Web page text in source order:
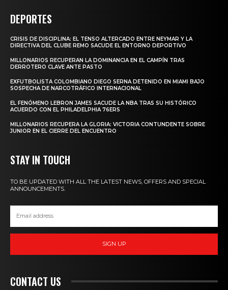
DEPORTES
CRISIS DE DISCIPLINA: EL TENSO ALTERCADO ENTRE NEYMAR Y LA
DIRECTIVA DEL CLUBE REMO SACUDE EL ENTORNO DEPORTIVO
MILLONARIOS RECUPERAN LA DOMINANCIA EN EL CAMPÍN TRAS
DERROTERO CLAVE ANTE PASTO
EXFUTBOLISTA COLOMBIANO DIEGO SERNA DETENIDO EN MIAMI BAJO
SOSPECHA DE NARCOTRÁFICO INTERNACIONAL
EL FENÓMENO LEBRON JAMES SACUDE LA NBA TRAS SU HISTÓRICO
ACUERDO CON EL PHILADELPHIA 76ERS
MILLONARIOS RECUPERA LA GLORIA: VICTORIA CONTUNDENTE SOBRE
JUNIOR EN EL CIERRE DEL ENCUENTRO
STAY IN TOUCH
TO BE UPDATED WITH ALL THE LATEST NEWS, OFFERS AND SPECIAL
ANNOUNCEMENTS.
SIGN UP
CONTACT US